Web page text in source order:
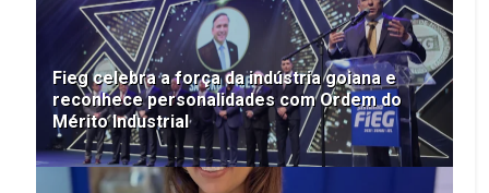
Fieg celebra a força da indústria goiana e
reconhece personalidades com Ordem do
Mérito Industrial